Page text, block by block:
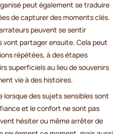
peut également se traduire
de capturer des moments clés.
peuvent se sentir
vont partager ensuite. Cela peut
répétées, à des étapes
superficiels au lieu de souvenirs
vie à des histoires.
lorsque des sujets sensibles sont
et le confort ne sont pas
hésiter ou même arrêter de